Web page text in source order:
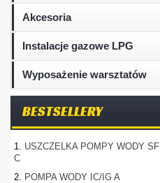
Akcesoria
Instalacje gazowe LPG
Wyposażenie warsztatów
BESTSELLERY
1. USZCZELKA POMPY WODY SF
C
2. POMPA WODY IC/IG A